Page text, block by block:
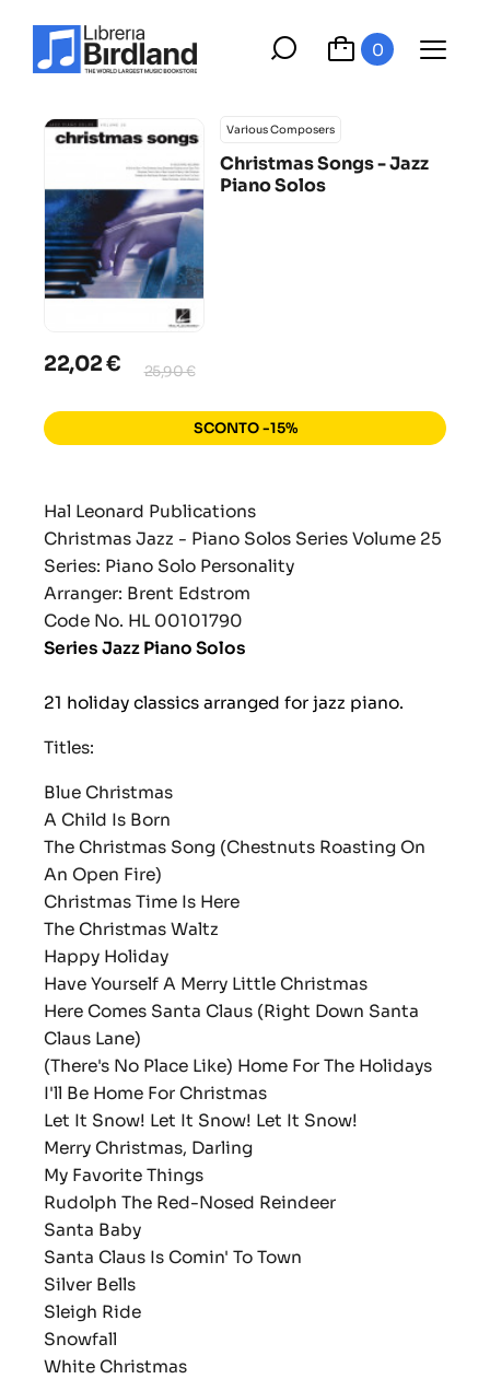
0
Various Composers
Christmas Songs - Jazz
Piano Solos
22,02 € 25,90 €
SCONTO -15%
Hal Leonard Publications
Christmas Jazz - Piano Solos Series Volume 25
Series: Piano Solo Personality
Arranger: Brent Edstrom
Code No. HL 00101790
Series Jazz Piano Solos
21 holiday classics arranged for jazz piano.
Titles:
Blue Christmas
A Child Is Born
The Christmas Song (Chestnuts Roasting On
An Open Fire)
Christmas Time Is Here
The Christmas Waltz
Happy Holiday
Have Yourself A Merry Little Christmas
Here Comes Santa Claus (Right Down Santa
Claus Lane)
(There's No Place Like) Home For The Holidays
I'll Be Home For Christmas
Let It Snow! Let It Snow! Let It Snow!
Merry Christmas, Darling
My Favorite Things
Rudolph The Red-Nosed Reindeer
Santa Baby
Santa Claus Is Comin' To Town
Silver Bells
Sleigh Ride
Snowfall
White Christmas